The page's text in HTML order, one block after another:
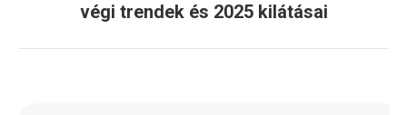
post:
végi trendek és 2025 kilátásai